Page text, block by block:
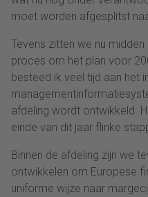
moet worden afgesplitst
Tevens zitten we nu
proces om het plan voor
besteed ik veel tijd aan het
afdeling wordt ontwikkeld.
einde van dit jaar flinke
Binnen de afdeling zijn we
ontwikkelen om Europese
uniforme wijze naar